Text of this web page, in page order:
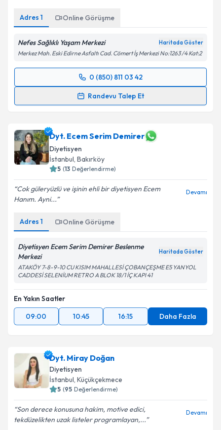
Adres 1 Online Görüşme
Nefes Sağlıklı Yaşam Merkezi Haritada Göster
Merkez Mah. Eski Edirne Asfaltı Cad. Cömert İş Merkezi No:1263 /4 Kat:2
0 (850) 811 03 42
Randevu Talep Et
Randevu Takvimi Talebi
hazırlandığında e-posta ile bilgilendireceğiz.
E-posta Adresiniz
Kişisel verilerimin işlenmesine ilişkin
kapsamda işlenmesini kabul ediyorum.
Takvim Talebini Gönder
Dyt. Ecem Serim Demirer
Diyetisyen
İstanbul, Bakırköy
5 (13 Değerlendirme)
Cok güleryüzlü ve işinin ehli bir diyetisyen Ecem
Hanım. Ayni...
Devamı
Adres 1 Online Görüşme
Diyetisyen Ecem Serim Demirer Beslenme
Merkezi
Haritada Göster
ATAKÖY 7-8-9-10 CU KISIM MAHALLESİ ÇOBANÇEŞME E5 YANYOL
CADDESİ SELENİUM RETRO A BLOK 18/1 İÇ KAPI 41
En Yakın Saatler
09:00
10:45 16:15 Daha Fazla
Dyt. Miray Doğan
Diyetisyen
İstanbul, Küçükçekmece
5 (95 Değerlendirme)
Son derece konusuna hakim, motive edici,
tekdüzelikten uzak listeler programlayan,...
Devamı